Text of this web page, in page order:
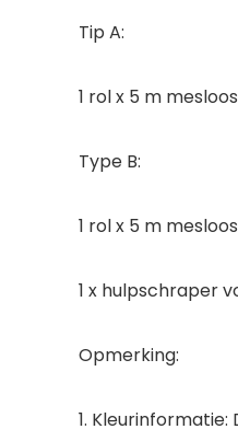
Tip A:
1 rol x 5 m
Type B:
1 rol x 5 m
1 x hulpschraper
Opmerking:
1.